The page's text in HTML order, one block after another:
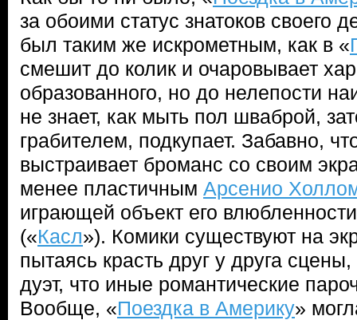
за обоими статус знатоков своего
был таким же искрометным, как в «
смешит до колик и очаровывает
образованного, но до нелепости
не знает, как мыть пол шваброй,
грабителем, подкупает. Забавно,
выстраивает броманс со своим
менее пластичным Арсенио
играющей объект его
(«Касл»). Комики существуют на
пытаясь красть друг у друга
дуэт, что иные романтические
Вообще, «Поездка в Америку»